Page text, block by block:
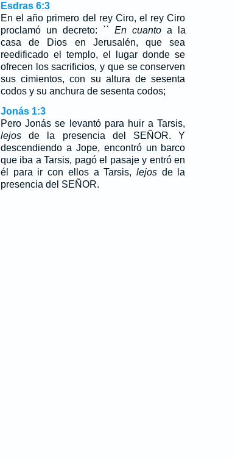
Esdras 6:3
En el año primero del rey Ciro, el rey Ciro
proclamó un decreto: `` En cuantoa la
casa de Dios en Jerusalén, que sea
reedificado el templo, el lugar donde se
ofrecen los sacrificios, y que se conserven
sus cimientos, con su altura de sesenta
codos y su anchura de sesenta codos;
Jonás 1:3
Pero Jonás se levantó para huir a Tarsis,
lejosde la presencia del SEÑOR. Y
descendiendo a Jope, encontró un barco
que iba a Tarsis, pagó el pasaje y entró en
él para ir con ellos a Tarsis,lejos de la
presencia del SEÑOR.